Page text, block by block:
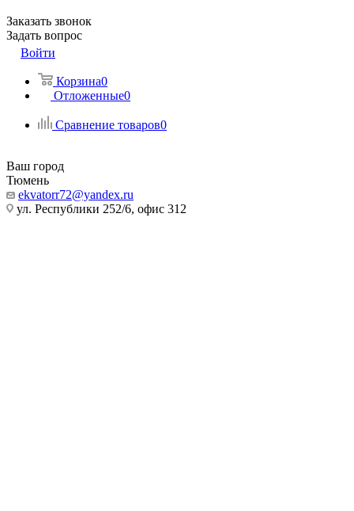
Заказать звонок
Задать вопрос
Войти
Корзина0
Отложенные0
Сравнение товаров0
Ваш город
Тюмень
ekvatorr72@yandex.ru
ул. Республики 252/6, офис 312